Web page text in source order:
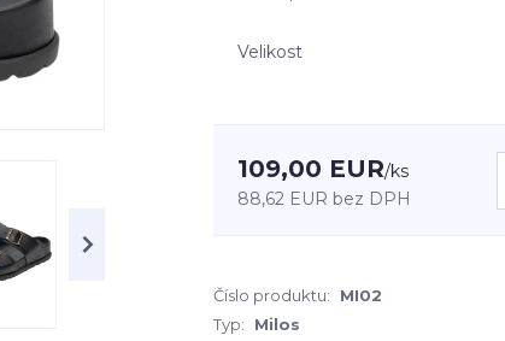
Velikost
109,00 EUR/ks
88,62 EUR bez DPH
Číslo produktu: MI02
Typ:
Milos